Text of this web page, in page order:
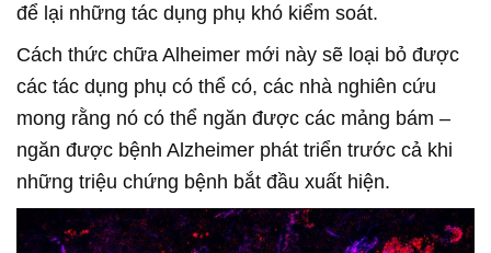
để lại những tác dụng phụ khó kiểm soát.
Cách thức chữa Alheimer mới này sẽ loại bỏ được
các tác dụng phụ có thể có, các nhà nghiên cứu
mong rằng nó có thể ngăn được các mảng bám –
ngăn được bệnh Alzheimer phát triển trước cả khi
những triệu chứng bệnh bắt đầu xuất hiện.